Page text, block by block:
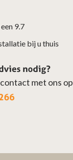
9.7
bij u thuis
nodig?
met ons op